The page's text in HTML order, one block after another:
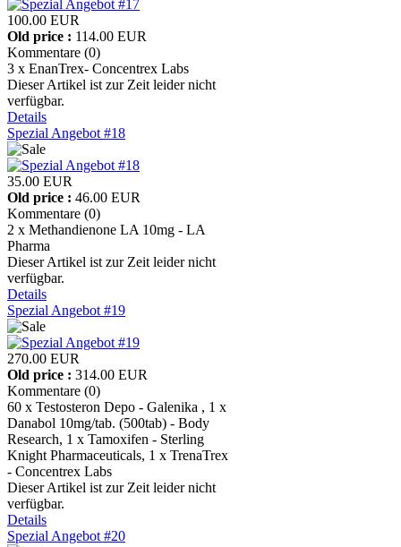
100.00 EUR
Old price : 114.00 EUR
Kommentare (0)
3 x EnanTrex- Concentrex Labs
Dieser Artikel ist zur Zeit leider nicht
verfügbar.
Details
Spezial Angebot #18
35.00 EUR
Old price : 46.00 EUR
Kommentare (0)
2 x Methandienone LA 10mg - LA
Pharma
Dieser Artikel ist zur Zeit leider nicht
verfügbar.
Details
Spezial Angebot #19
270.00 EUR
Old price : 314.00 EUR
Kommentare (0)
60 x Testosteron Depo - Galenika , 1 x
Danabol 10mg/tab. (500tab) - Body
Research, 1 x Tamoxifen - Sterling
Knight Pharmaceuticals, 1 x TrenaTrex
- Concentrex Labs
Dieser Artikel ist zur Zeit leider nicht
verfügbar.
Details
Spezial Angebot #20